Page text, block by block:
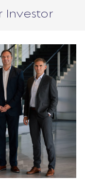
Investor